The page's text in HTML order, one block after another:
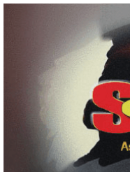
SOS cocu
SOS cocu est une association loi
Pouvoir parler, se confier, recevoir
personnelle douloureuse